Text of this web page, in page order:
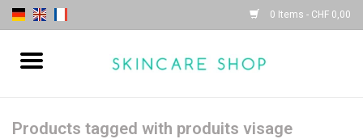
0 Items - CHF 0,00
| Sothys |
Products tagged with produits visage